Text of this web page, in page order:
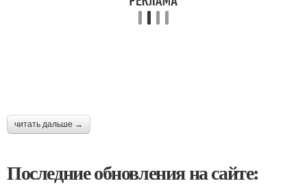
читать дальше →
Последние обновления на сайте: